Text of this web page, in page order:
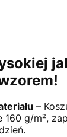
–
160 g/m²,